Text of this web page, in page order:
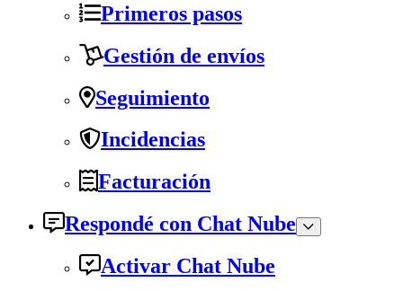
Primeros pasos
Gestión de envíos
Seguimiento
Incidencias
Facturación
Respondé con Chat Nube
Activar Chat Nube